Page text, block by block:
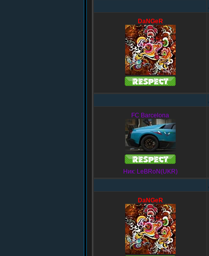
DaNGeR
FC Barcelona
Ник: LeBRoN(UKR)
DaNGeR